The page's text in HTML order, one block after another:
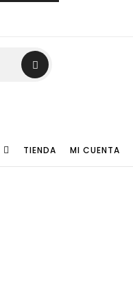
TIENDA MI CUENTA